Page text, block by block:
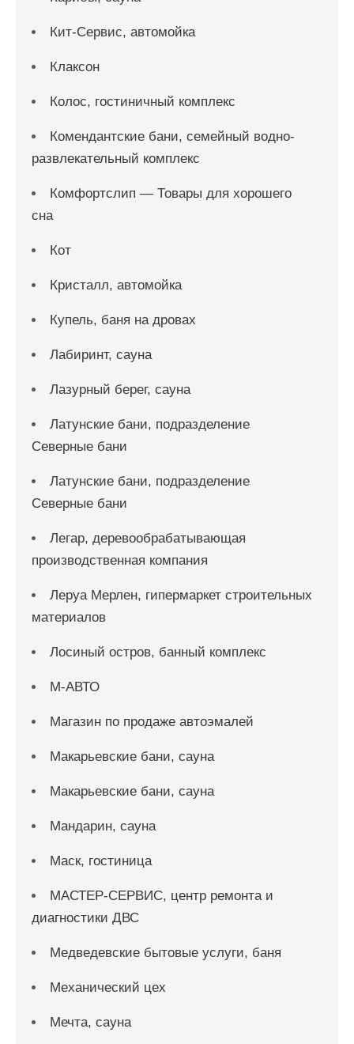
Кит-Сервис, автомойка
Клаксон
Колос, гостиничный комплекс
Комендантские бани, семейный водно-
развлекательный комплекс
Комфортслип — Товары для хорошего
сна
Кот
Кристалл, автомойка
Купель, баня на дровах
Лабиринт, сауна
Лазурный берег, сауна
Латунские бани, подразделение
Северные бани
Латунские бани, подразделение
Северные бани
Легар, деревообрабатывающая
производственная компания
Леруа Мерлен, гипермаркет строительных
материалов
Лосиный остров, банный комплекс
М-АВТО
Магазин по продаже автоэмалей
Макарьевские бани, сауна
Макарьевские бани, сауна
Мандарин, сауна
Маск, гостиница
МАСТЕР-СЕРВИС, центр ремонта и
диагностики ДВС
Медведевские бытовые услуги, баня
Механический цех
Мечта, сауна